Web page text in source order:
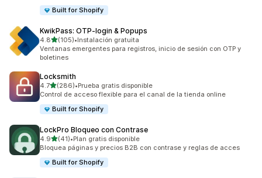
Built for Shopify
KwikPass: OTP‑login & Popups
4.8de 5 estrellas
(105)
105 reseñas en total
•Instalación gratuita
Ventanas emergentes para registros, inicio de sesión con OTP y
boletines
Locksmith
4.7de 5 estrellas
(286)
286 reseñas en total
•Prueba gratis disponible
Control de acceso flexible para el canal de la tienda online
Built for Shopify
LockPro Bloqueo con Contrase
4.9de 5 estrellas
(41)
41 reseñas en total
•Plan gratis disponible
Bloquea páginas y precios B2B con contrase y reglas de acces
Built for Shopify